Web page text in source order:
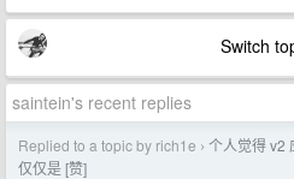
Switch
saintein's recent replies
Replied to a topic by rich1e › 个人觉得 v2
仅仅是 [赞]